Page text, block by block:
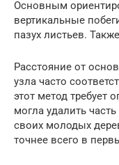
Основным
вертикальные
пазух листьев.
Расстояние от
узла часто
этот метод требует
могла удалить
своих молодых
точнее всего в